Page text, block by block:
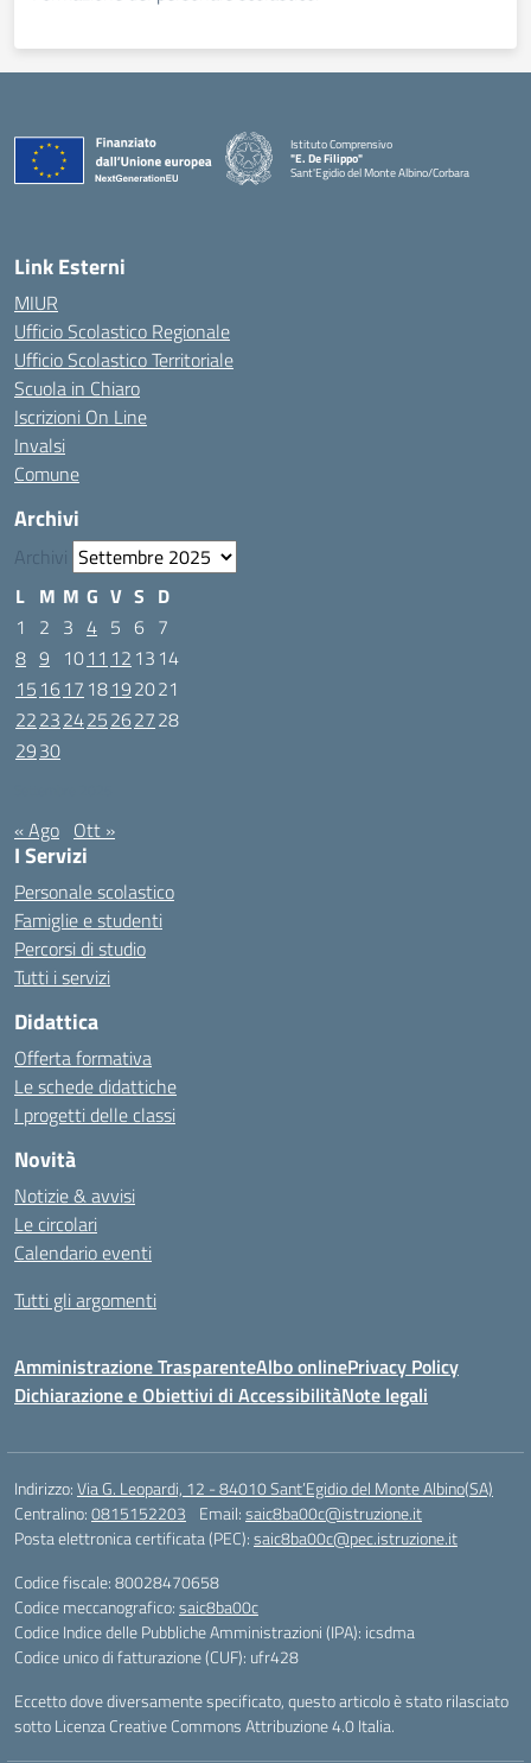
Istituto Comprensivo
"E. De Filippo"
Sant'Egidio del Monte Albino/Corbara
Link Esterni
MIUR
Ufficio Scolastico Regionale
Ufficio Scolastico Territoriale
Scuola in Chiaro
Iscrizioni On Line
Invalsi
Comune
Archivi
Archivi
L M M G V S D
1
2 3 4 5 6 7
8 9 1011 12 13 14
15 1617 18192021
22232425262728
2930
« Ago Ott »
I Servizi
Personale scolastico
Famiglie e studenti
Percorsi di studio
Tutti i servizi
Didattica
Offerta formativa
Le schede didattiche
I progetti delle classi
Novità
Notizie & avvisi
Le circolari
Calendario eventi
Tutti gli argomenti
Amministrazione TrasparenteAlbo onlinePrivacy Policy
Dichiarazione e Obiettivi di AccessibilitàNote legali
Indirizzo:Via G. Leopardi, 12 - 84010 Sant’Egidio del Monte Albino(SA)
Centralino:0815152203 Email:saic8ba00c@istruzione.it
Posta elettronica certificata (PEC):saic8ba00c@pec.istruzione.it
Codice fiscale: 80028470658
Codice meccanografico:saic8ba00c
Codice Indice delle Pubbliche Amministrazioni (IPA): icsdma
Codice unico di fatturazione (CUF): ufr428
Eccetto dove diversamente specificato, questo articolo è stato rilasciato
sotto Licenza Creative Commons Attribuzione 4.0 Italia.